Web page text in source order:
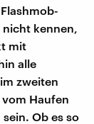
kennen,
mit
alle
zweiten
Haufen
Ob es so